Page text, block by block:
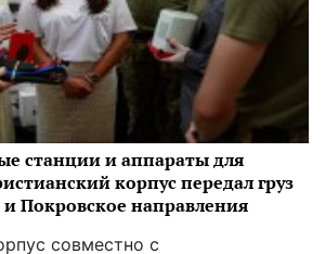
станции и аппараты для
корпус передал груз
Покровское направления
совместно с